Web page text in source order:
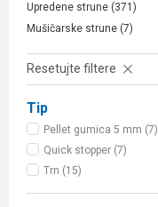
Upredene strune (371)
Mušičarske strune (7)
Resetujte filtere
Tip
Pellet gumica 5 mm (7)
Quick stopper (7)
Trn (15)